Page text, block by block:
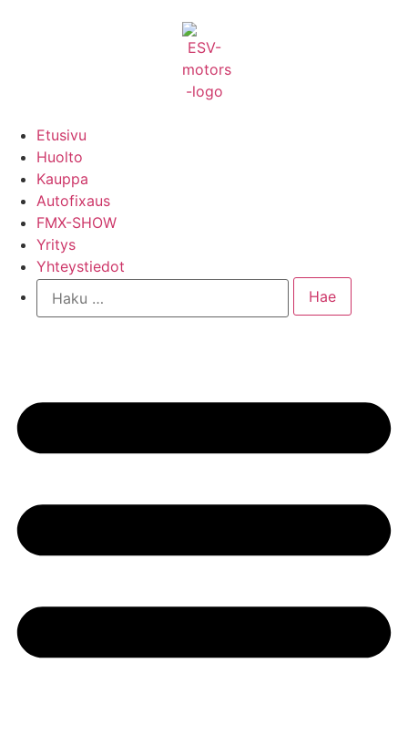
Etusivu
Huolto
Kauppa
Autofixaus
FMX-SHOW
Yritys
Yhteystiedot